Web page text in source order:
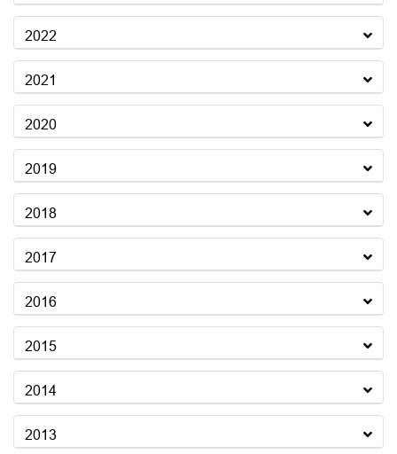
2022
2021
2020
2019
2018
2017
2016
2015
2014
2013